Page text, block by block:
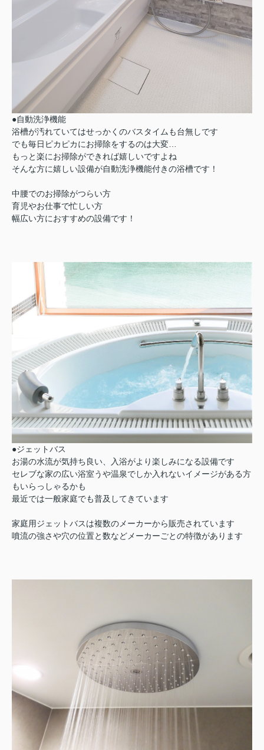
●自動洗浄機能
浴槽が汚れていてはせっかくのバスタイムも台無しです
でも毎日ピカピカにお掃除をするのは大変…
もっと楽にお掃除ができれば嬉しいですよね
そんな方に嬉しい設備が自動洗浄機能付きの浴槽です！
中腰でのお掃除がつらい方
育児やお仕事で忙しい方
幅広い方におすすめの設備です！
●ジェットバス
お湯の水流が気持ち良い、入浴がより楽しみになる設備です
セレブな家の広い浴室うや温泉でしか入れないイメージがある方
もいらっしゃるかも
最近では一般家庭でも普及してきています
家庭用ジェットバスは複数のメーカーから販売されています
噴流の強さや穴の位置と数などメーカーごとの特徴があります